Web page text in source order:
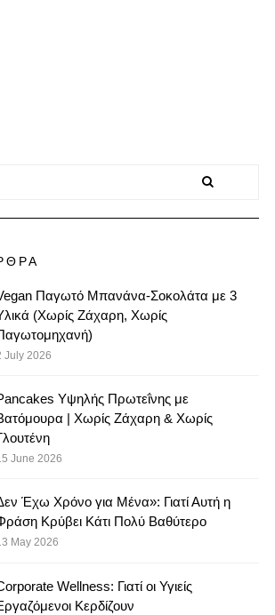
Παγωτό Μπανάνα-Σοκολάτα με 3
(Χωρίς Ζάχαρη, Χωρίς
July 2026
Υψηλής Πρωτεΐνης με
| Χωρίς Ζάχαρη & Χωρίς
June 2026
Έχω Χρόνο για Μένα»: Γιατί Αυτή η
Κρύβει Κάτι Πολύ Βαθύτερο
May 2026
Wellness: Γιατί οι Υγιείς
Κερδίζουν